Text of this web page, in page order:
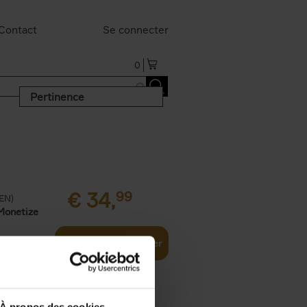
Se connecter
0
Pertinence
€ 34,99
Ajouter au panier